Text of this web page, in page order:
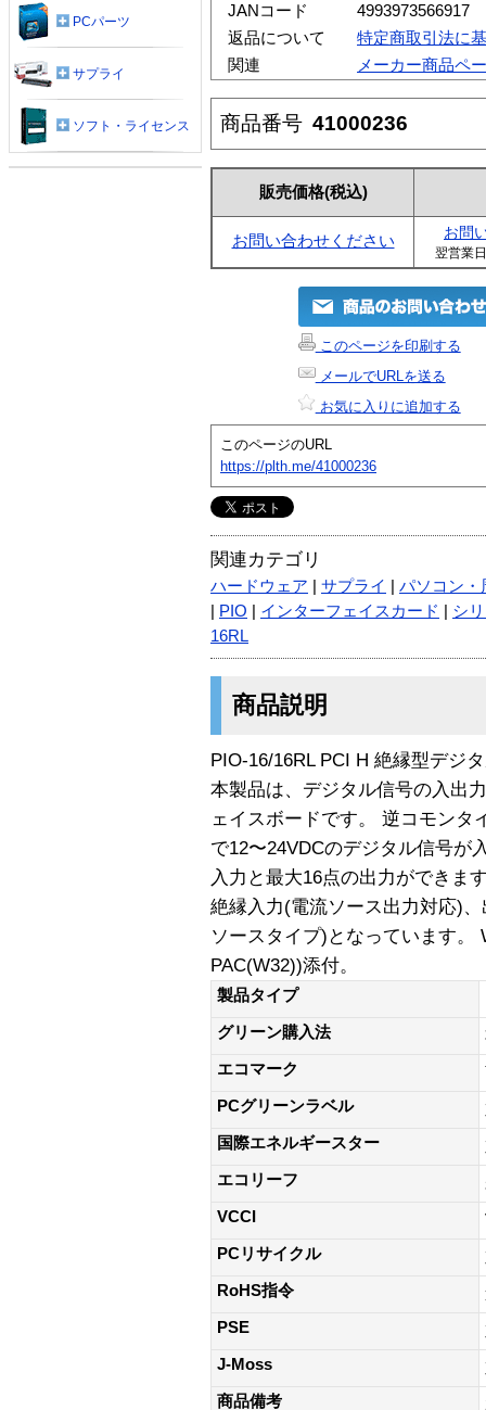
JANコード
4993973566917
返品について
特定商取引法に
関連
メーカー商品ペ
商品番号 41000236
販売価格(税込)
お問い合わせください お問
翌営業
このページを印刷する
メールでURLを送る
お気に入りに追加する
このページのURL
https://plth.me/41000236
関連カテゴリ
ハードウェア サプライ
パソコン・
PIO インターフェイスカード
シ
16RL
商品説明
PIO-16/16RL PCI H 絶縁型デジ
本製品は、デジタル信号の入出
ェイスボードです。 逆コモンタ
で12〜24VDCのデジタル信号が
入力と最大16点の出力ができま
絶縁入力(電流ソース出力対応)
ソースタイプ)となっています。
PAC(W32))添付。
製品タイプ
グリーン購入法
エコマーク
PCグリーンラベル
国際エネルギースター
エコリーフ
VCCI
PCリサイクル
RoHS指令
PSE
J-Moss
商品備考
PCパーツ
サプライ
ソフト・ライセンス